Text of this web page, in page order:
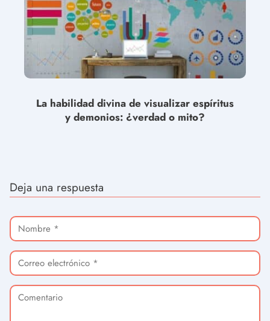
La habilidad divina de visualizar espíritus
y demonios: ¿verdad o mito?
Deja una respuesta